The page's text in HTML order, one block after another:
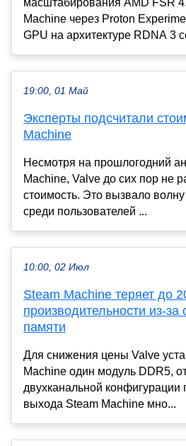
масштабирования AMD FSR
Machine через Proton
GPU на архитектуре RDNA 3
19:00, 01 Май
Эксперты подсчитали
Machine
Несмотря на прошлогодний
Machine, Valve до сих пор не
стоимость. Это вызвало
среди пользователей ...
10:00, 02 Июл
Steam Machine теряет до
производительности из-за
памяти
Для снижения цены Valve
Machine один модуль DDR5,
двухканальной
выхода Steam Machine мно...